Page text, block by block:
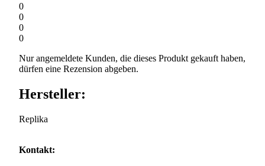
0
0
0
0
Nur angemeldete Kunden, die dieses Produkt gekauft haben,
dürfen eine Rezension abgeben.
Hersteller:
Replika
Kontakt: